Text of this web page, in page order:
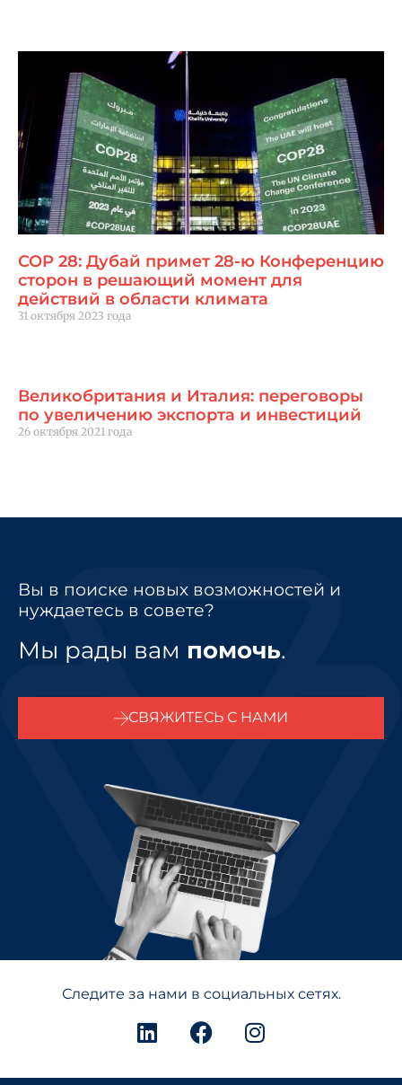
COP 28: Дубай примет 28-ю Конференцию
сторон в решающий момент для
действий в области климата
31 октября 2023 года
Великобритания и Италия: переговоры
по увеличению экспорта и инвестиций
26 октября 2021 года
Вы в поиске новых возможностей и
нуждаетесь в совете?
Мы рады вам помочь.
СВЯЖИТЕСЬ С НАМИ
Следите за нами в социальных сетях.